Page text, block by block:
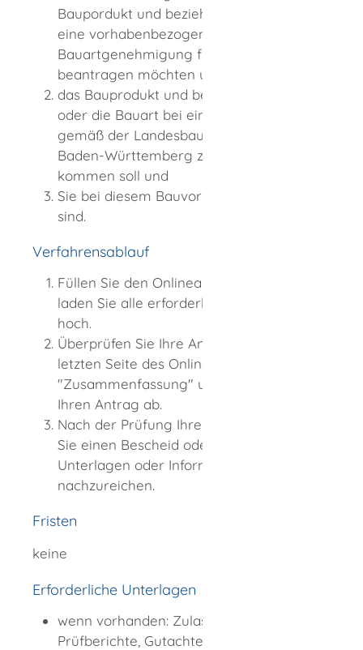
Baupordukt und beziehungsweise oder
eine vorhabenbezogene
Bauartgenehmigung für eine Bauart
beantragen möchten und
das Bauprodukt und beziehungsweise
oder die Bauart bei einem Bauvorhaben
gemäß der Landesbauordnung für
Baden-Württemberg zum Einsatz
kommen soll und
Sie bei diesem Bauvorhaben beteiligt
sind.
Verfahrensablauf
Füllen Sie den Onlineantrag aus und
laden Sie alle erforderlichen Unterlagen
hoch.
Überprüfen Sie Ihre Angaben auf der
letzten Seite des Online-Formulars
"Zusammenfassung" und senden Sie
Ihren Antrag ab.
Nach der Prüfung Ihres Antrags erhalten
Sie einen Bescheid oder die Aufforderung,
Unterlagen oder Informationen
nachzureichen.
Fristen
keine
Erforderliche Unterlagen
wenn vorhanden: Zulassungen,
Prüfberichte, Gutachten, Pläne